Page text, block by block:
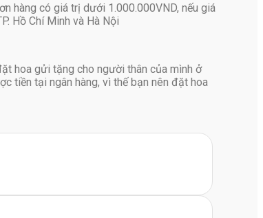
hàng có giá trị dưới 1.000.000VND, nếu giá
Hồ Chí Minh và Hà Nội
hoa gửi tặng cho người thân của mình ở
tiền tại ngân hàng, vì thế bạn nên đặt hoa